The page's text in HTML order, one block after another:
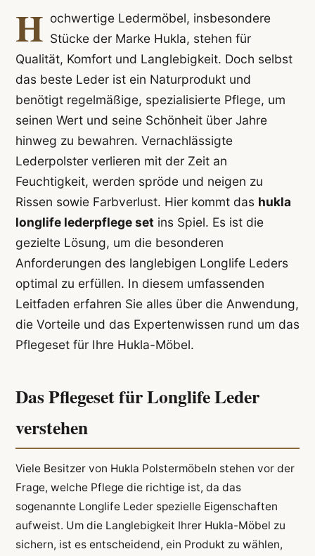
H ochwertige Ledermöbel, insbesondere
Stücke der Marke Hukla, stehen für
Qualität, Komfort und Langlebigkeit. Doch selbst
das beste Leder ist ein Naturprodukt und
benötigt regelmäßige, spezialisierte Pflege, um
seinen Wert und seine Schönheit über Jahre
hinweg zu bewahren. Vernachlässigte
Lederpolster verlieren mit der Zeit an
Feuchtigkeit, werden spröde und neigen zu
Rissen sowie Farbverlust. Hier kommt das hukla
longlife lederpflege set ins Spiel. Es ist die
gezielte Lösung, um die besonderen
Anforderungen des langlebigen Longlife Leders
optimal zu erfüllen. In diesem umfassenden
Leitfaden erfahren Sie alles über die Anwendung,
die Vorteile und das Expertenwissen rund um das
Pflegeset für Ihre Hukla-Möbel.
Das Pflegeset für Longlife Leder
verstehen
Viele Besitzer von Hukla Polstermöbeln stehen vor der
Frage, welche Pflege die richtige ist, da das
sogenannte Longlife Leder spezielle Eigenschaften
aufweist. Um die Langlebigkeit Ihrer Hukla-Möbel zu
sichern, ist es entscheidend, ein Produkt zu wählen,